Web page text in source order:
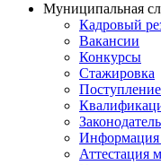
Муниципальная
Кадровый
Вакансии
Конкурсы
Стажировка
Информация
Аттестация